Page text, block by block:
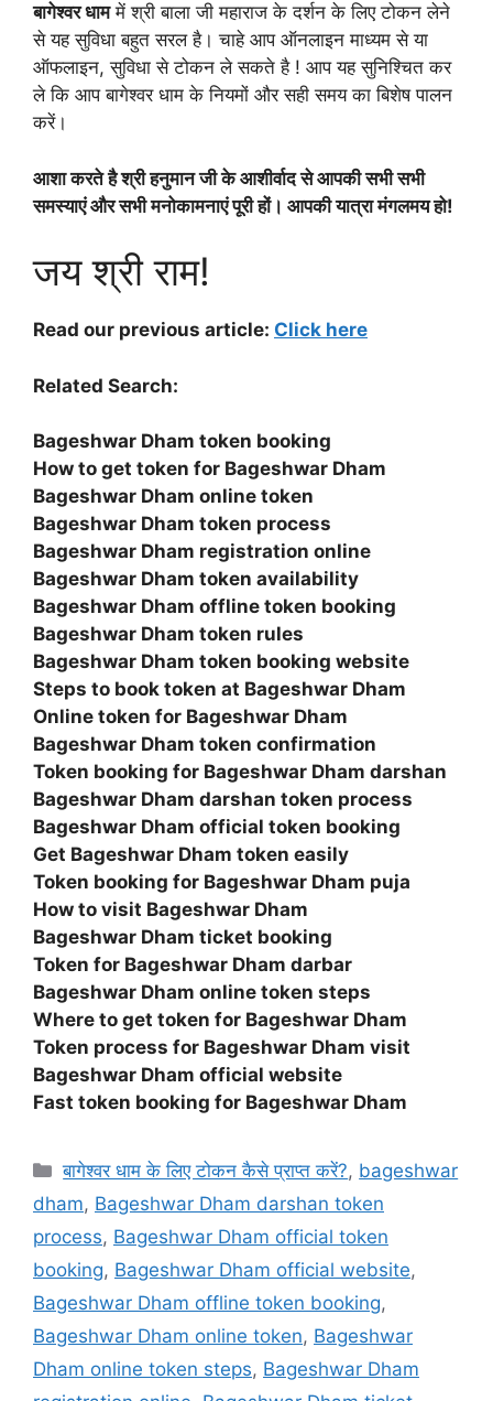
बागेश्वर धाममें श्री बाला जी महाराज के दर्शन के लिए टोकन लेने
से यह सुविधा बहुत सरल है। चाहे आप ऑनलाइन माध्यम से या
ऑफलाइन, सुविधा से टोकन ले सकते है ! आप यह सुनिश्चित कर
ले कि आप बागेश्वर धाम के नियमों और सही समय का बिशेष पालन
करें।
आशा करते है श्री हनुमान जी के आशीर्वाद से आपकी सभी सभी
समस्याएं और सभी मनोकामनाएं पूरी हों। आपकी यात्रा मंगलमय हो!
जय श्री राम!
Read our previous article: Click here
Related Search:
Bageshwar Dham token booking
How to get token for Bageshwar Dham
Bageshwar Dham online token
Bageshwar Dham token process
Bageshwar Dham registration online
Bageshwar Dham token availability
Bageshwar Dham offline token booking
Bageshwar Dham token rules
Bageshwar Dham token booking website
Steps to book token at Bageshwar Dham
Online token for Bageshwar Dham
Bageshwar Dham token confirmation
Token booking for Bageshwar Dham darshan
Bageshwar Dham darshan token process
Bageshwar Dham official token booking
Get Bageshwar Dham token easily
Token booking for Bageshwar Dham puja
How to visit Bageshwar Dham
Bageshwar Dham ticket booking
Token for Bageshwar Dham darbar
Bageshwar Dham online token steps
Where to get token for Bageshwar Dham
Token process for Bageshwar Dham visit
Bageshwar Dham official website
Fast token booking for Bageshwar Dham
Categories
बागेश्वर धाम के लिए टोकन कैसे प्राप्त करें?, bageshwar
dham, Bageshwar Dham darshan token
process, Bageshwar Dham official token
booking, Bageshwar Dham official website,
Bageshwar Dham offline token booking,
Bageshwar Dham online token, Bageshwar
Dham online token steps, Bageshwar Dham